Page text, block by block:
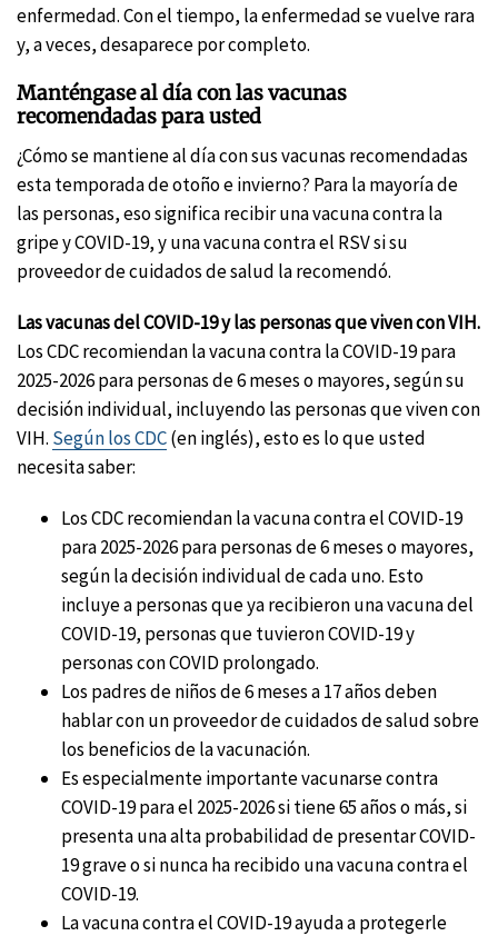
enfermedad. Con el tiempo, la enfermedad se vuelve rara
y, a veces, desaparece por completo.
Manténgase al día con las vacunas
recomendadas para usted
¿Cómo se mantiene al día con sus vacunas recomendadas
esta temporada de otoño e invierno? Para la mayoría de
las personas, eso significa recibir una vacuna contra la
gripe y COVID-19, y una vacuna contra el RSV si su
proveedor de cuidados de salud la recomendó.
Las vacunas del COVID-19 y las personas que viven con VIH.
Los CDC recomiendan la vacuna contra la COVID-19 para
2025-2026 para personas de 6 meses o mayores, según su
decisión individual, incluyendo las personas que viven con
VIH. Según los CDC(en inglés), esto es lo que usted
necesita saber:
Los CDC recomiendan la vacuna contra el COVID-19
para 2025-2026 para personas de 6 meses o mayores,
según la decisión individual de cada uno. Esto
incluye a personas que ya recibieron una vacuna del
COVID-19, personas que tuvieron COVID-19 y
personas con COVID prolongado.
Los padres de niños de 6 meses a 17 años deben
hablar con un proveedor de cuidados de salud sobre
los beneficios de la vacunación.
Es especialmente importante vacunarse contra
COVID-19 para el 2025-2026 si tiene 65 años o más, si
presenta una alta probabilidad de presentar COVID-
19 grave o si nunca ha recibido una vacuna contra el
COVID-19.
La vacuna contra el COVID-19 ayuda a protegerle